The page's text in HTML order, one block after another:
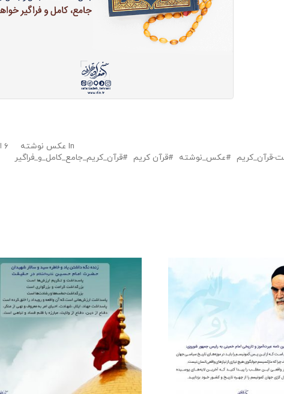
۶ اردیبهشت ۱۴۰۰ In عکس نوشته
قرآن_کریم عکس_نوشته قرآن کریم
قرآن_کریم_جامع_کامل_و_فراگیر